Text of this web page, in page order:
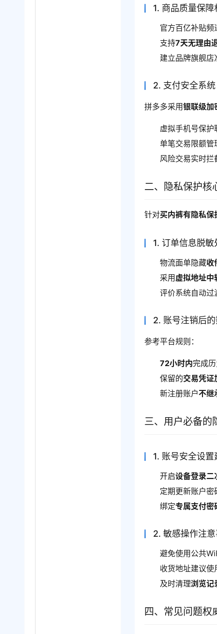
1. 商品质量保障
官方百亿补贴
支持7天无理由
建立品牌旗舰店
2. 支付安全系统
拼多多采用银联级加
虚拟手机号保护
单笔交易限额管
风险交易实时拦
二、隐私保护核
针对买内裤有隐私保
1. 订单信息脱敏
物流面单隐藏收
采用虚拟地址中
评价系统自动过
2. 账号注销后
参考平台规则：
72小时内完成
保留的交易凭证
新注册账户不继
三、用户必备的
1. 账号安全设置
开启设备登录二
定期更新账户密
绑定专属支付密
2. 敏感操作注
避免使用公共
收货地址建议使
及时清理浏览记
四、常见问题权